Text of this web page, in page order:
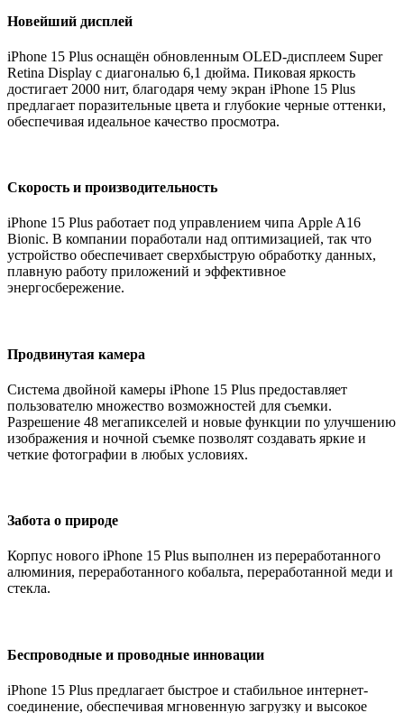
Новейший дисплей
iPhone 15 Plus оснащён обновленным OLED-дисплеем Super
Retina Display с диагональю 6,1 дюйма. Пиковая яркость
достигает 2000 нит, благодаря чему экран iPhone 15 Plus
предлагает поразительные цвета и глубокие черные оттенки,
обеспечивая идеальное качество просмотра.
Скорость и производительность
iPhone 15 Plus работает под управлением чипа Apple A16
Bionic. В компании поработали над оптимизацией, так что
устройство обеспечивает сверхбыструю обработку данных,
плавную работу приложений и эффективное
энергосбережение.
Продвинутая камера
Система двойной камеры iPhone 15 Plus предоставляет
пользователю множество возможностей для съемки.
Разрешение 48 мегапикселей и новые функции по улучшению
изображения и ночной съемке позволят создавать яркие и
четкие фотографии в любых условиях.
Забота о природе
Корпус нового iPhone 15 Plus выполнен из переработанного
алюминия, переработанного кобальта, переработанной меди и
стекла.
Беспроводные и проводные инновации
iPhone 15 Plus предлагает быстрое и стабильное интернет-
соединение, обеспечивая мгновенную загрузку и высокое